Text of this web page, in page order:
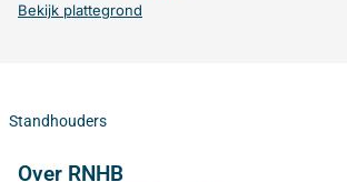
Bekijk plattegrond
Standhouders
Over RNHB